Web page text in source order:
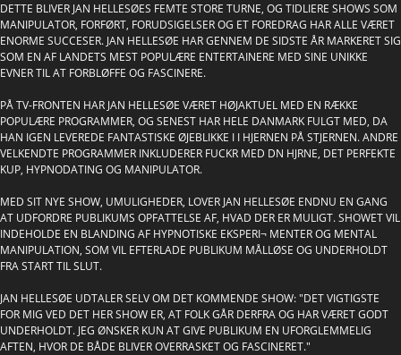
DETTE BLIVER JAN HELLESØES FEMTE STORE TURNE, OG TIDLIERE SHOWS SOM
MANIPULATOR, FORFØRT, FORUDSIGELSER OG ET FOREDRAG HAR ALLE VÆRET
ENORME SUCCESER. JAN HELLESØE HAR GENNEM DE SIDSTE ÅR MARKERET SIG
SOM EN AF LANDETS MEST POPULÆRE ENTERTAINERE MED SINE UNIKKE
EVNER TIL AT FORBLØFFE OG FASCINERE.
PÅ TV-FRONTEN HAR JAN HELLESØE VÆRET HØJAKTUEL MED EN RÆKKE
POPULÆRE PROGRAMMER, OG SENEST HAR HELE DANMARK FULGT MED, DA
HAN IGEN LEVEREDE FANTASTISKE ØJEBLIKKE I I HJERNEN PÅ STJERNEN. ANDRE
VELKENDTE PROGRAMMER INKLUDERER FUCKR MED DN HJRNE, DET PERFEKTE
KUP, HYPNODATING OG MANIPULATOR.
MED SIT NYE SHOW, UMULIGHEDER, LOVER JAN HELLESØE ENDNU EN GANG
AT UDFORDRE PUBLIKUMS OPFATTELSE AF, HVAD DER ER MULIGT. SHOWET VIL
INDEHOLDE EN BLANDING AF HYPNOTISKE EKSPERI¬ MENTER OG MENTAL
MANIPULATION, SOM VIL EFTERLADE PUBLIKUM MÅLLØSE OG UNDERHOLDT
FRA START TIL SLUT.
JAN HELLESØE UDTALER SELV OM DET KOMMENDE SHOW: "DET VIGTIGSTE
FOR MIG VED DET HER SHOW ER, AT FOLK GÅR DERFRA OG HAR VÆRET GODT
UNDERHOLDT. JEG ØNSKER KUN AT GIVE PUBLIKUM EN UFORGLEMMELIG
AFTEN, HVOR DE BÅDE BLIVER OVERRASKET OG FASCINERET."